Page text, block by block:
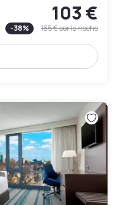
103 €
-38% 165 €por la noche